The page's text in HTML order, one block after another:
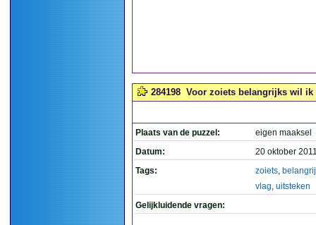
284198 Voor zoiets belangrijks wil ik
Plaats van de puzzel:
eigen maaksel
Datum:
20 oktober
Tags:
zoiets,
vlag, uitsteken
Gelijkluidende vragen: